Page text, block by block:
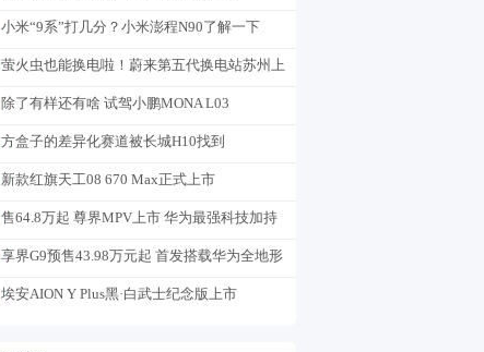
小米“9系”打几分？小米澎程N90了解一下
萤火虫也能换电啦！蔚来第五代换电站苏州上
线
除了有样还有啥 试驾小鹏MONA L03
方盒子的差异化赛道被长城H10找到
新款红旗天工08 670 Max正式上市
售64.8万起 尊界MPV上市 华为最强科技加持
享界G9预售43.98万元起 首发搭载华为全地形
途灵平台
埃安AION Y Plus黑·白武士纪念版上市